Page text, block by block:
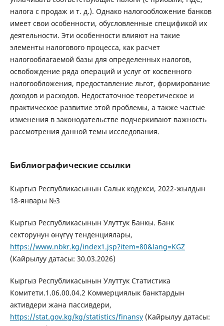
налога с продаж и т. д.). Однако налогообложение банков
имеет свои особенности, обусловленные спецификой их
деятельности. Эти особенности влияют на такие
элементы налогового процесса, как расчет
налогооблагаемой базы для определенных налогов,
освобождение ряда операций и услуг от косвенного
налогообложения, предоставление льгот, формирование
доходов и расходов. Недостаточное теоретическое и
практическое развитие этой проблемы, а также частые
изменения в законодательстве подчеркивают важность
рассмотрения данной темы исследования.
Библиографические ссылки
Кыргыз Республикасынын Салык кодекси, 2022-жылдын
18-январы №3
Кыргыз Республикасынын Улуттук Банкы. Банк
секторунун өнүгүү тенденциялары,
https://www.nbkr.kg/index1.jsp?item=80&lang=KGZ
(Кайрылуу датасы: 30.03.2026)
Кыргыз Республикасынын Улуттук Статистика
Комитети.1.06.00.04.2 Коммерциялык банктардын
активдери жана пассивдери,
https://stat.gov.kg/kg/statistics/finansy(Кайрылуу датасы: